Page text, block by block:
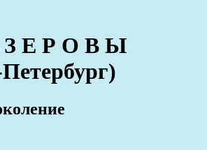
Е Р О В Ы